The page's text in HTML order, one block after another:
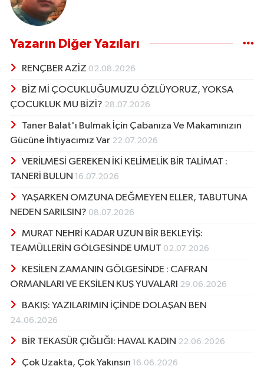
Yazarın Diğer Yazıları
RENÇBER AZİZ 02.08.2026
BİZ Mİ ÇOCUKLUĞUMUZU ÖZLÜYORUZ, YOKSA
ÇOCUKLUK MU BİZİ? 28.07.2026
Taner Balat'ı Bulmak İçin Çabanıza Ve Makamınızın
Gücüne İhtiyacımız Var 22.07.2026
VERİLMESİ GEREKEN İKİ KELİMELİK BİR TALİMAT :
TANERİ BULUN 16.07.2026
YAŞARKEN OMZUNA DEĞMEYEN ELLER, TABUTUNA
NEDEN SARILSIN? 08.07.2026
MURAT NEHRİ KADAR UZUN BİR BEKLEYİŞ:
TEAMÜLLERİN GÖLGESİNDE UMUT 02.07.2026
KESİLEN ZAMANIN GÖLGESİNDE : CAFRAN
ORMANLARI VE EKSİLEN KUŞ YUVALARI 29.06.2026
BAKIŞ: YAZILARIMIN İÇİNDE DOLAŞAN BEN
24.06.2026
BİR TEKASÜR ÇIĞLIĞI: HAVAL KADIN 22.06.2026
Çok Uzakta, Çok Yakınsın 16.06.2026